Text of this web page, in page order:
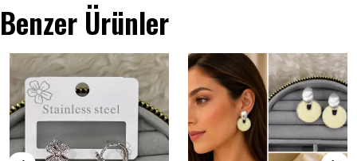
Benzer Ürünler